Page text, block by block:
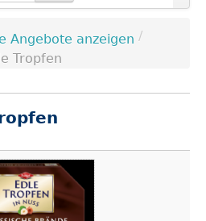
Angebote anzeigen /
Tropfen